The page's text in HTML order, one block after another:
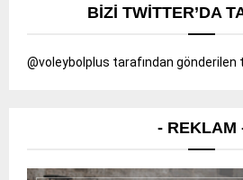
BIZI TWITTER’DA
@voleybolplus tarafından
- REKLAM